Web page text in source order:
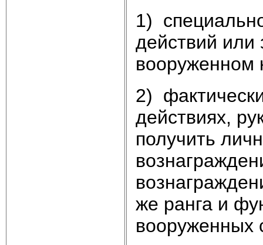
1)
действий или
вооруженном
2)
действиях,
получить
же ранга и
вооруженных